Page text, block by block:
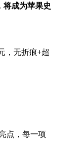
将成为苹果史
点，每一项